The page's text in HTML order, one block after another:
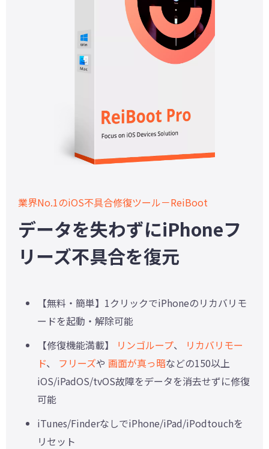
業界No.1のiOS不具合修復ツール－ReiBoot
データを失わずにiPhoneフ
リーズ不具合を復元
【無料・簡単】1クリックでiPhoneのリカバリモ
ードを起動・解除可能
【修復機能満載】
リンゴループ、
リカバリモー
ド、 フリーズや 画面が真っ暗などの150以上
iOS/iPadOS/tvOS故障をデータを消去せずに修復
可能
iTunes/FinderなしでiPhone/iPad/iPodtouchを
リセット